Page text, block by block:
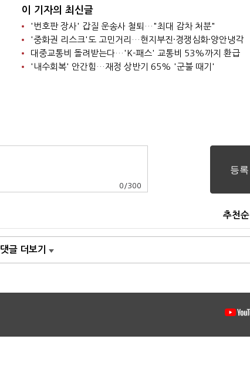
이 기자의 최신글
'번호판 장사' 갑질 운송사 철퇴…"최대 감차 처분"
'중화권 리스크'도 고민거리…현지부진·경쟁심화·양안냉각
대중교통비 돌려받는다…'K-패스' 교통비 53%까지 환급
'내수회복' 안간힘…재정 상반기 65% '군불 때기'
0 /300
추천순
댓글 더보기